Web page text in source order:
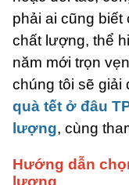
phải ai cũng biết
chất lượng, thể
năm mới trọn
chúng tôi sẽ giải
quà tết ở đâu
lượng, cùng
Hướng dẫn